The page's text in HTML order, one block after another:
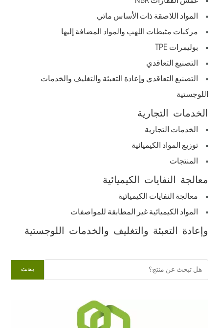
المواد اللاصقة ذات الأساس مائي
مركبات مثبطات اللهب والمواد المضافة إليها
بوليمرات TPE
التصنيع التعاقدي
التصنيع التعاقدي وإعادة التعبئة والتغليف والخدمات
اللوجستية
الخدمات التجارية
الخدمات التجارية
توزيع المواد الكيميائية
المنتجات
معالجة النفايات الكيميائية
معالجة النفايات الكيميائية
المواد الكيميائية غير المطابقة للمواصفات
وإعادة التعبئة والتغليف والخدمات اللوجستية
بحث